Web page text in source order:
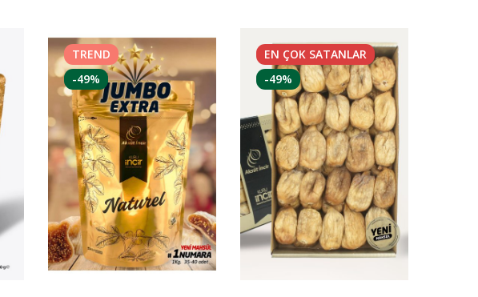
TREND
-49%
EN ÇOK SATANLAR
-49%